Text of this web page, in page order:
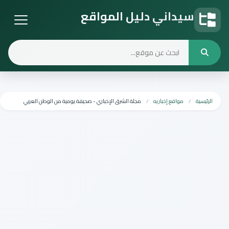
سيداني دليل المواقع
الرئيسية مواقع إخباريه مجلة الشرق الإخباري - صحيفة يومية من الوطن العربي